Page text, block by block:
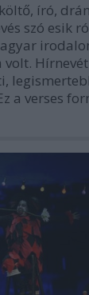
író,
szó esik
a verses